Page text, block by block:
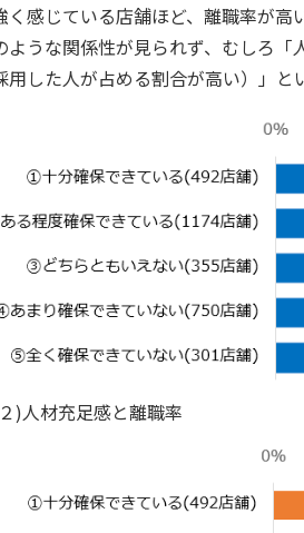
く感じている店舗ほど、離職率が
ような関係性が見られず、むしろ
用した人が占める割合が高い）」と
)人材充足感と離職率